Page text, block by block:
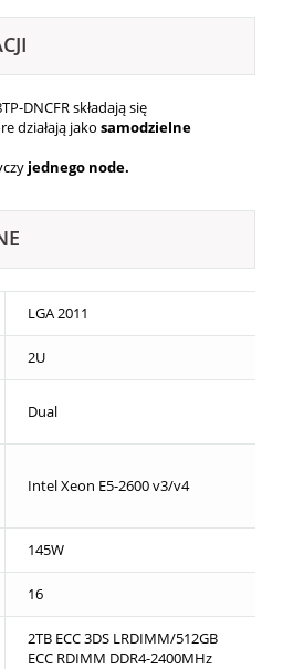
DNCFR składają się
działają jako samodzielne
jednego node.
LGA 2011
2U
Dual
Intel Xeon E5-2600 v3/v4
145W
16
2TB ECC 3DS LRDIMM/512GB
ECC RDIMM DDR4-2400MHz